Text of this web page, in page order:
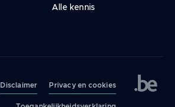
Alle kennis
Disclaimer Privacy en cookies